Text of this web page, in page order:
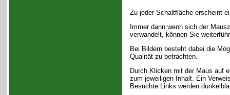
Zu jeder Schaltfläche erscheint
Immer dann wenn sich der
verwandelt, können Sie
Bei Bildern besteht dabei die
Qualität zu betrachten.
Durch Klicken mit der Maus auf
zum jeweiligen Inhalt. Ein
Besuchte Links werden